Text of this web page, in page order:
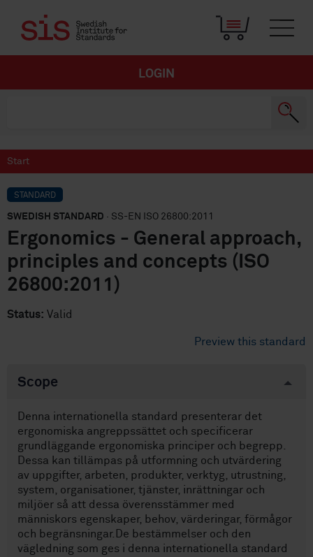
LOGIN
Start
STANDARD
SWEDISH STANDARD · SS-EN ISO 26800:2011
Ergonomics - General approach,
principles and concepts (ISO
26800:2011)
Status: Valid
Preview this standard
Scope
Denna internationella standard presenterar det
ergonomiska angreppssättet och specificerar
grundläggande ergonomiska principer och begrepp.
Dessa kan tillämpas på utformning och utvärdering
av uppgifter, arbeten, produkter, verktyg, utrustning,
system, organisationer, tjänster, inrättningar och
miljöer så att dessa överensstämmer med
människors egenskaper, behov, värderingar, förmågor
och begränsningar.De bestämmelser och den
vägledning som ges i denna internationella standard